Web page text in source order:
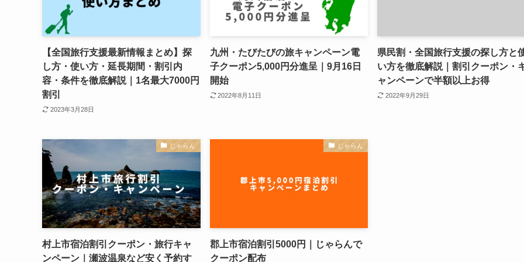
【全国旅行支援最新情報まとめ】探
し方・使い方・延長期間・割引内
容・条件を徹底解説｜1名最大7000円
割引
2023年3月28日
九州・たびたびの旅キャンペーン電
子クーポン5,000円分進呈｜9月16日
開始
2022年8月11日
県民割・全国旅行支援の探し方と
い方を徹底解説｜割引クーポン・
ャンペーンで半額以上お得
2022年9月29日
じゃらん
村上市宿泊割引クーポン・旅行キャ
ンペーン｜瀬波温泉など安く予約す
じゃらん
郡上市宿泊割引5000円｜じゃらんで
クーポン配布